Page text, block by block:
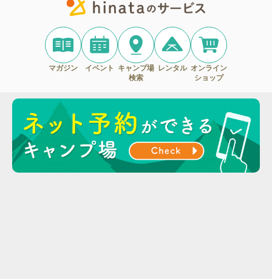
マガジン イベント
キャンプ場
検索
レンタル オンライン
ショップ